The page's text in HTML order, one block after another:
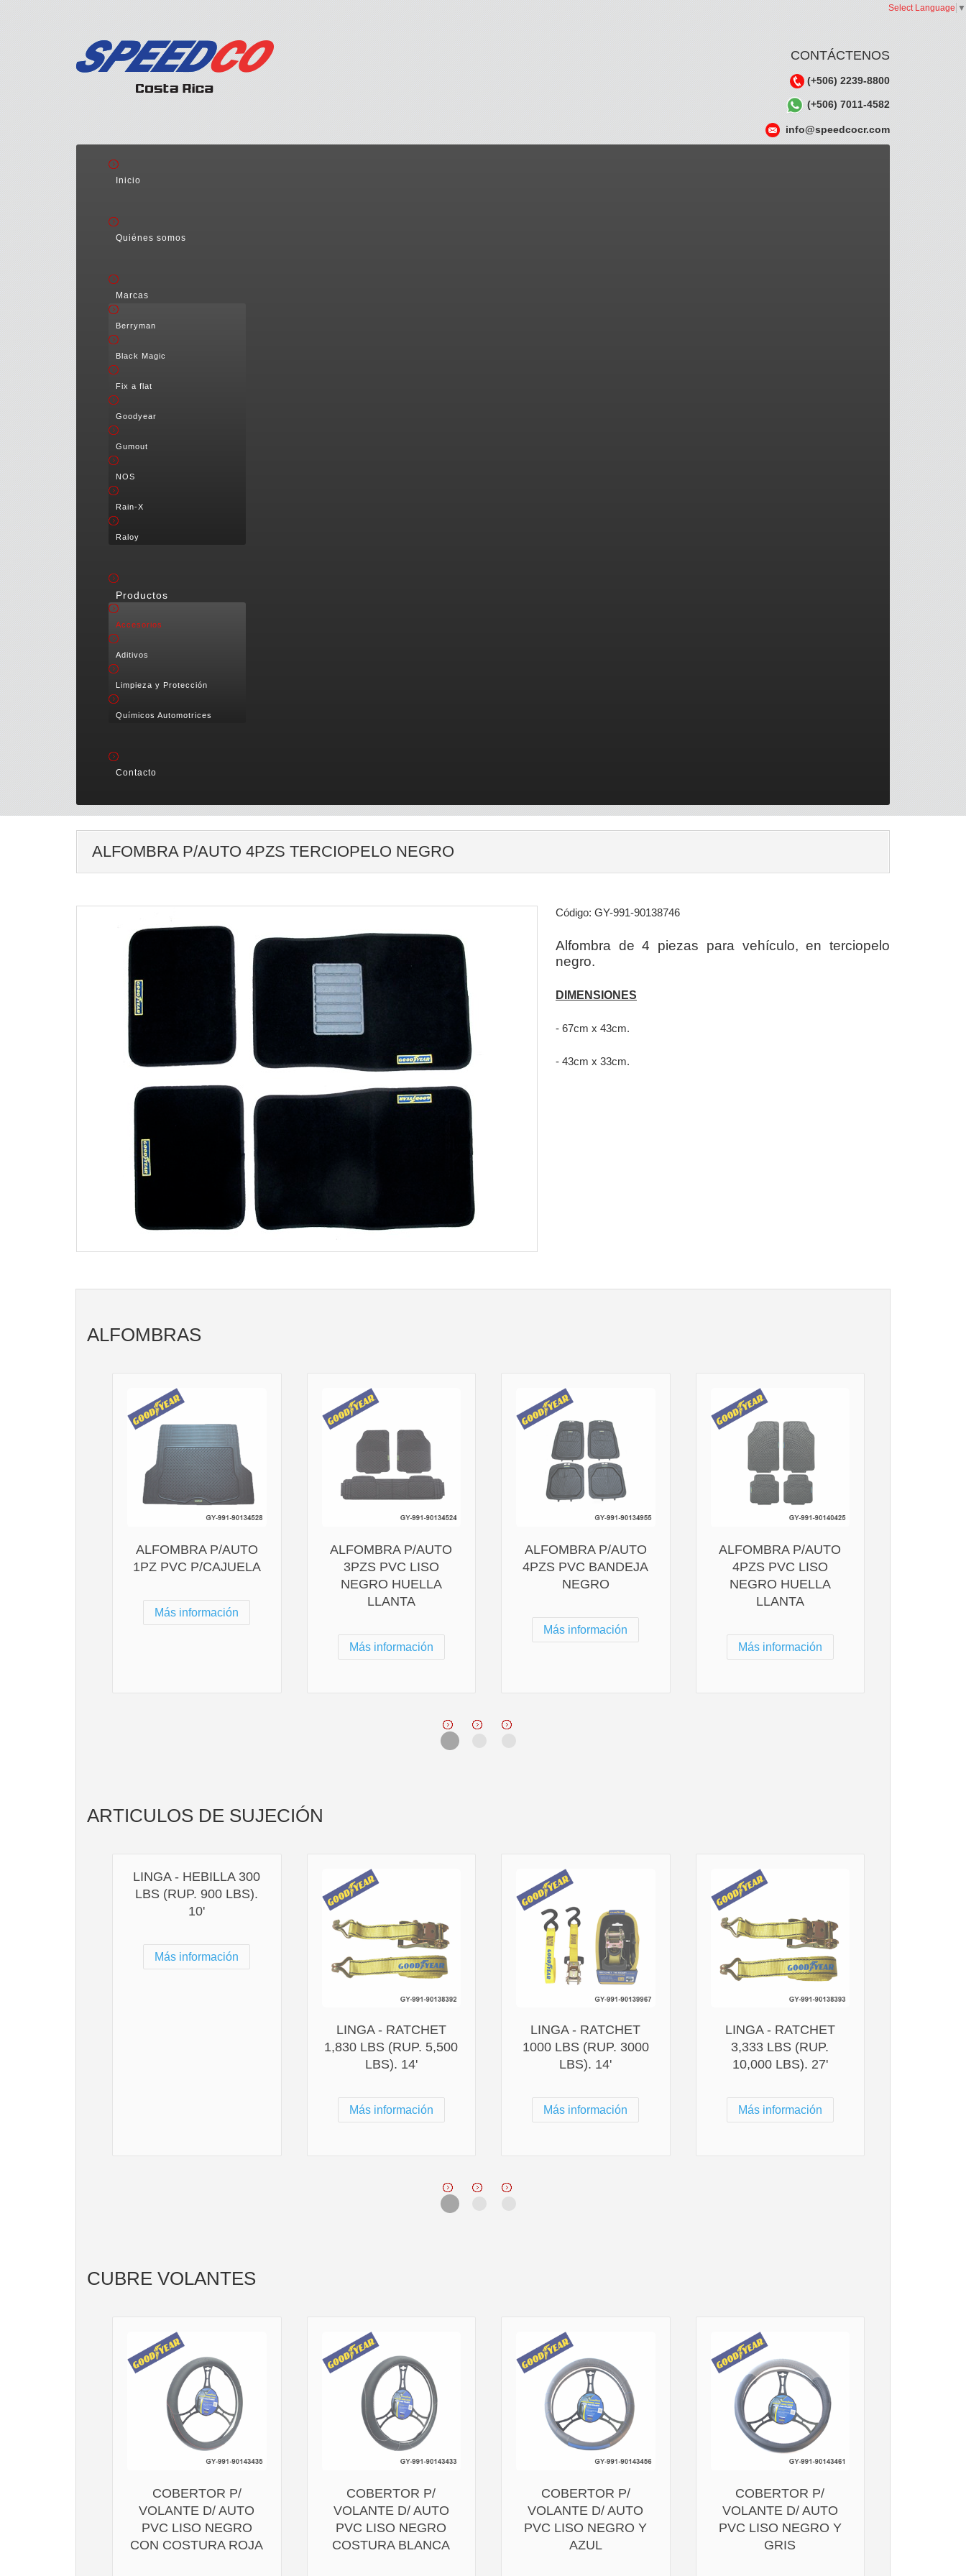
Select Language ▼
CONTÁCTENOS
(+506) 2239-8800
(+506) 7011-4582
info@speedcocr.com
Inicio
Quiénes somos
Marcas
Berryman
Black Magic
Fix a flat
Goodyear
Gumout
NOS
Rain-X
Raloy
Productos
Accesorios
Aditivos
Limpieza y Protección
Químicos Automotrices
Contacto
ALFOMBRA P/AUTO 4PZS TERCIOPELO NEGRO
Código: GY-991-90138746
Alfombra de 4 piezas para vehículo, en terciopelo
negro.
DIMENSIONES
- 67cm x 43cm.
- 43cm x 33cm.
ALFOMBRAS
ALFOMBRA P/AUTO
1PZ PVC P/CAJUELA
Más información
ALFOMBRA P/AUTO
3PZS PVC LISO
NEGRO HUELLA
LLANTA
Más información
ALFOMBRA P/AUTO
4PZS PVC BANDEJA
NEGRO
Más información
ALFOMBRA P/AUTO
4PZS PVC LISO
NEGRO HUELLA
LLANTA
Más información
ARTICULOS DE SUJECIÓN
LINGA - HEBILLA 300
LBS (RUP. 900 LBS).
10'
Más información
LINGA - RATCHET
1,830 LBS (RUP. 5,500
LBS). 14'
Más información
LINGA - RATCHET
1000 LBS (RUP. 3000
LBS). 14'
Más información
LINGA - RATCHET
3,333 LBS (RUP.
10,000 LBS). 27'
Más información
CUBRE VOLANTES
COBERTOR P/
VOLANTE D/ AUTO
PVC LISO NEGRO
CON COSTURA ROJA
COBERTOR P/
VOLANTE D/ AUTO
PVC LISO NEGRO
COSTURA BLANCA
COBERTOR P/
VOLANTE D/ AUTO
PVC LISO NEGRO Y
AZUL
COBERTOR P/
VOLANTE D/ AUTO
PVC LISO NEGRO Y
GRIS